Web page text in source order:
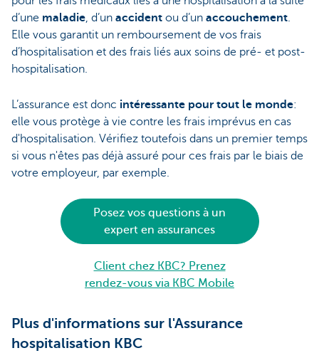
d’une maladie, d’un accident ou d’un accouchement.
Elle vous garantit un remboursement de vos frais
d’hospitalisation et des frais liés aux soins de pré- et post-
hospitalisation.
L’assurance est donc intéressante pour tout le monde:
elle vous protège à vie contre les frais imprévus en cas
d'hospitalisation. Vérifiez toutefois dans un premier temps
si vous n'êtes pas déjà assuré pour ces frais par le biais de
votre employeur, par exemple.
Posez vos questions à un
expert en assurances
Client chez KBC? Prenez
rendez-vous via KBC Mobile
Plus d'informations sur l'Assurance
hospitalisation KBC